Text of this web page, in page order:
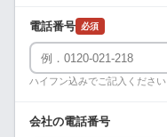
電話番号 必須
ハイフン込みでご記入ください
会社の電話番号